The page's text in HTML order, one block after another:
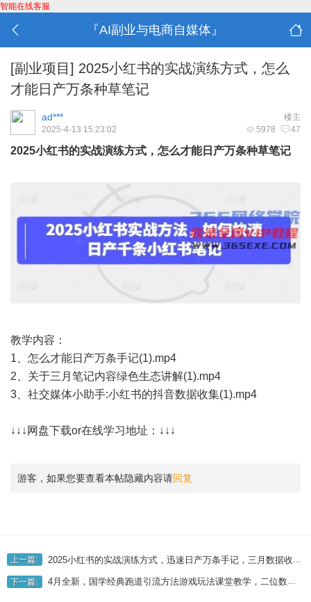
智能在线客服
『AI副业与电商自媒体』
[副业项目] 2025小红书的实战演练方式，怎么
才能日产万条种草笔记
楼主
ad***
5978 47
2025-4-13 15:23:02
2025小红书的实战演练方式，怎么才能日产万条种草笔记
教学内容：
1、怎么才能日产万条手记(1).mp4
2、关于三月笔记内容绿色生态讲解(1).mp4
3、社交媒体小助手:小红书的抖音数据收集(1).mp4
↓↓↓网盘下载or在线学习地址：↓↓↓
游客，如果您要查看本帖隐藏内容请回复
上一篇: 2025小红书的实战演练方式，迅速日产万条手记，三月数据收集与平台生态讲解
下一篇: 4月全新，国学经典跑道引流方法游戏玩法课堂教学，二位数著作量引流方法过万粉，从0到1让你引流和快速变现构思